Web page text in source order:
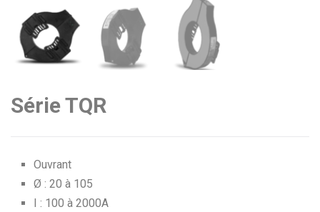
Série TQR
Ouvrant
Ø : 20 à 105
I : 100 à 2000A